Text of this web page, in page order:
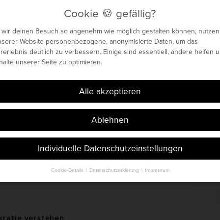
Maximum
Seit 2014.
verstehen
i
Cookie 🍪 gefällig?
wir deinen Besuch so angenehm wie möglich gestalten können,
Website personenbezogene, anonymisierte Daten, um das
deutlich zu verbessern. Einige sind essentiell, andere helfen
unserer Seite zu optimieren.
🍪 gefällig?
Alle akzeptieren
Ablehnen
Individuelle Datenschutzeinstellungen
Cookie-Details Datenschutzerklärung Impressum
Datenschutzeinstellungen
Sie eine Übersicht über alle verwendeten Cookies. Sie können